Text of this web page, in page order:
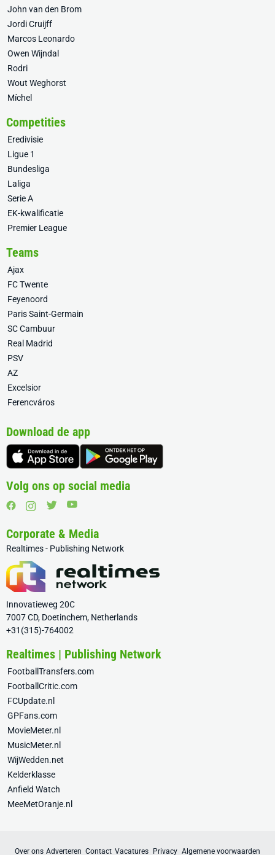
John van den Brom
Jordi Cruijff
Marcos Leonardo
Owen Wijndal
Rodri
Wout Weghorst
Míchel
Competities
Eredivisie
Ligue 1
Bundesliga
Laliga
Serie A
EK-kwalificatie
Premier League
Teams
Ajax
FC Twente
Feyenoord
Paris Saint-Germain
SC Cambuur
Real Madrid
PSV
AZ
Excelsior
Ferencváros
Download de app
Volg ons op social media
Corporate & Media
Realtimes - Publishing Network
Innovatieweg 20C
7007 CD, Doetinchem, Netherlands
+31(315)-764002
Realtimes | Publishing Network
FootballTransfers.com
FootballCritic.com
FCUpdate.nl
GPFans.com
MovieMeter.nl
MusicMeter.nl
WijWedden.net
Kelderklasse
Anfield Watch
MeeMetOranje.nl
Over ons Adverteren Contact Vacatures Privacy Algemene voorwaarden